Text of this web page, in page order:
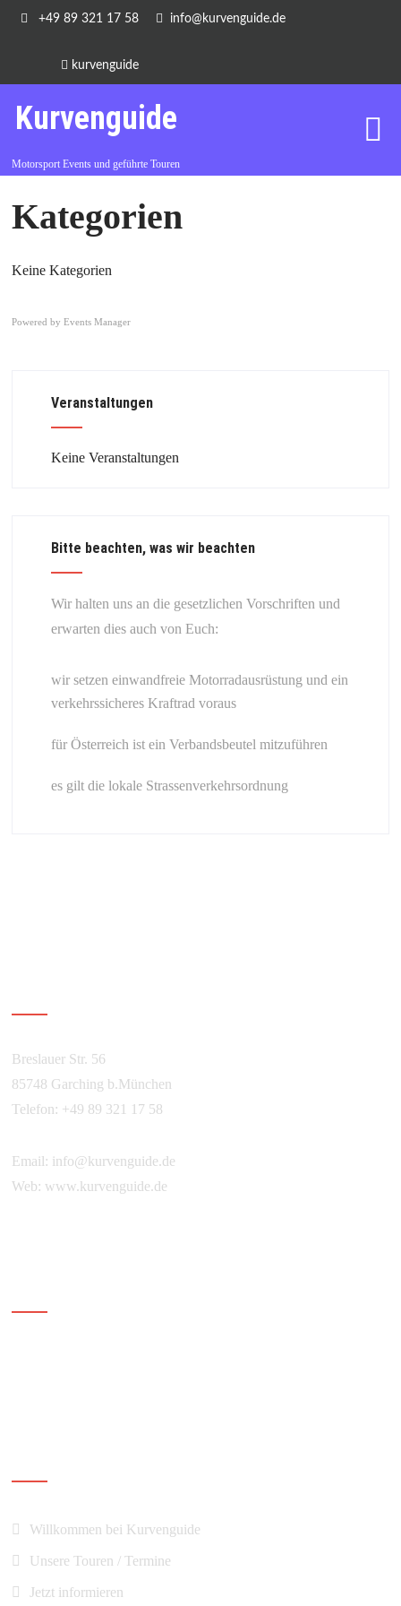
+49 89 321 17 58 info@kurvenguide.de
kurvenguide
Kurvenguide
Motorsport Events und geführte Touren
Kategorien
Keine Kategorien
Powered byEvents Manager
Veranstaltungen
Keine Veranstaltungen
Bitte beachten, was wir beachten
Wir halten uns an die gesetzlichen Vorschriften und
erwarten dies auch von Euch:
wir setzen einwandfreie Motorradausrüstung und ein
verkehrssicheres Kraftrad voraus
für Österreich ist ein Verbandsbeutel mitzuführen
es gilt die lokale Strassenverkehrsordnung
Breslauer Str. 56
85748 Garching b.München
Telefon: +49 89 321 17 58
Email: info@kurvenguide.de
Web: www.kurvenguide.de
Willkommen bei Kurvenguide
Unsere Touren / Termine
Jetzt informieren